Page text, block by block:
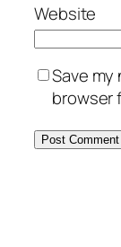
Website
Save
browser